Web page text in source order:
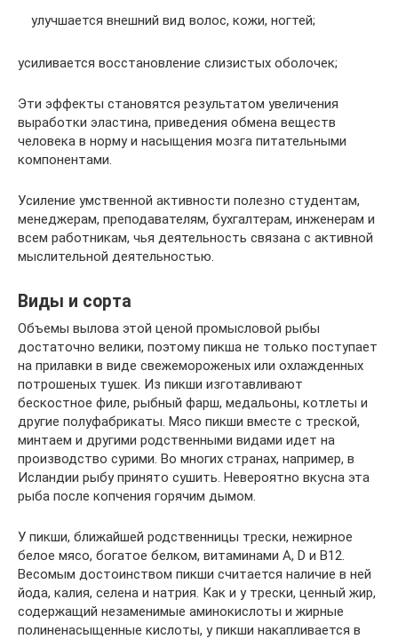
улучшается внешний вид волос, кожи, ногтей;
усиливается восстановление слизистых оболочек;
Эти эффекты становятся результатом увеличения
выработки эластина, приведения обмена веществ
человека в норму и насыщения мозга питательными
компонентами.
Усиление умственной активности полезно студентам,
менеджерам, преподавателям, бухгалтерам, инженерам и
всем работникам, чья деятельность связана с активной
мыслительной деятельностью.
Виды и сорта
Объемы вылова этой ценой промысловой рыбы
достаточно велики, поэтому пикша не только поступает
на прилавки в виде свежемороженых или охлажденных
потрошеных тушек. Из пикши изготавливают
бескостное филе, рыбный фарш, медальоны, котлеты и
другие полуфабрикаты. Мясо пикши вместе с треской,
минтаем и другими родственными видами идет на
производство сурими. Во многих странах, например, в
Исландии рыбу принято сушить. Невероятно вкусна эта
рыба после копчения горячим дымом.
У пикши, ближайшей родственницы трески, нежирное
белое мясо, богатое белком, витаминами A, D и B12.
Весомым достоинством пикши считается наличие в ней
йода, калия, селена и натрия. Как и у трески, ценный жир,
содержащий незаменимые аминокислоты и жирные
полиненасыщенные кислоты, у пикши накапливается в